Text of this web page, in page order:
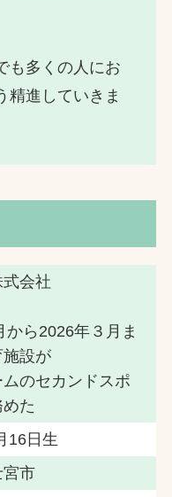
も多くの人にお
精進していきま
会社
から2026年３月ま
設が
のセカンドスポ
た
16日生
宮市